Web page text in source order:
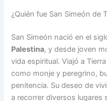
¿Quién fue San Simeón de
San Simeón nació en el
Palestina, y desde joven
vida espiritual. Viajó a
como monje y peregrino,
penitencia. Su deseo de
a recorrer diversos lugares